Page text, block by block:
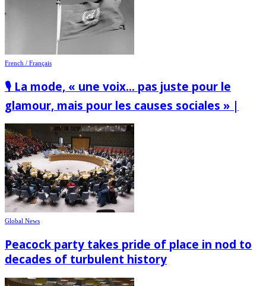
French / Français
🎙️ La mode, « une voix… pas juste pour le
glamour, mais pour les causes sociales » |
Global News
Peacock party takes pride of place in nod to
decades of turbulent history